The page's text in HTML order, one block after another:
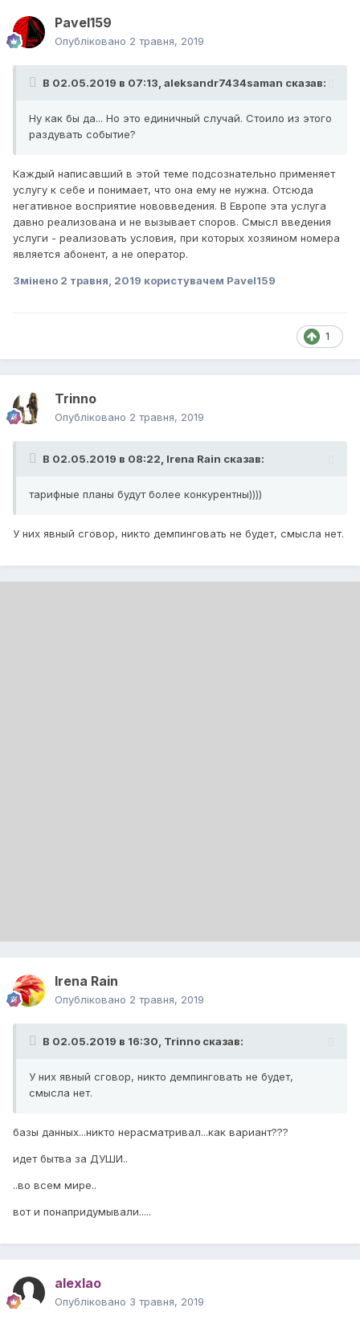
Pavel159
Опубліковано 2 травня, 2019
В 02.05.2019 в 07:13, aleksandr7434saman сказав:
Ну как бы да... Но это единичный случай. Стоило из этого
раздувать событие?
Каждый написавший в этой теме подсознательно применяет
услугу к себе и понимает, что она ему не нужна. Отсюда
негативное восприятие нововведения. В Европе эта услуга
давно реализована и не вызывает споров. Смысл введения
услуги - реализовать условия, при которых хозяином номера
является абонент, а не оператор.
Змінено 2 травня, 2019 користувачем Pavel159
1
Trinno
Опубліковано 2 травня, 2019
В 02.05.2019 в 08:22, Irena Rain сказав:
тарифные планы будут более конкурентны))))
У них явный сговор, никто демпинговать не будет, смысла нет.
Irena Rain
Опубліковано 2 травня, 2019
В 02.05.2019 в 16:30, Trinno сказав:
У них явный сговор, никто демпинговать не будет,
смысла нет.
базы данных...никто нерасматривал...как вариант???
идет бытва за ДУШИ..
..во всем мире..
вот и понапридумывали.....
alexlao
Опубліковано 3 травня, 2019